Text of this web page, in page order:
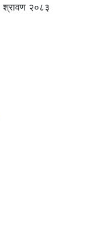
२०८३